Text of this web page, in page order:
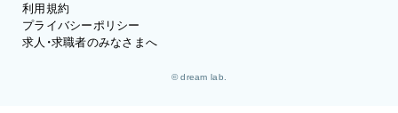
利用規約
プライバシーポリシー
求人・求職者のみなさまへ
© dream lab.